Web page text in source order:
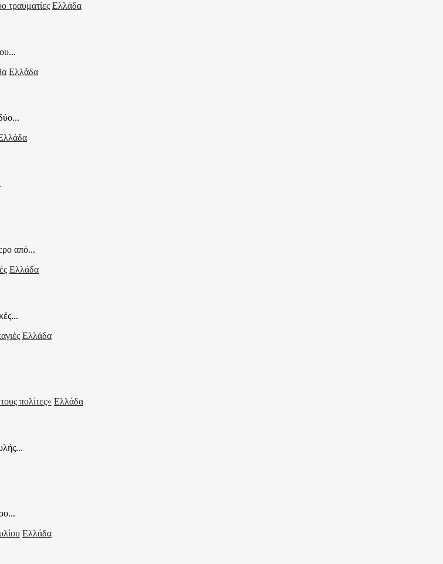
Ελλάδα
Ελλάδα
από...
Ελλάδα
Ελλάδα
Ελλάδα
Ελλάδα